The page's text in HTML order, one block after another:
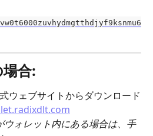
合:
ウェブサイトからダウンロード
ウォレット内にある場合は、手